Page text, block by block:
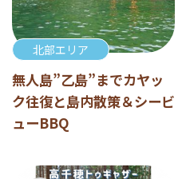
北部エリア
無人島”乙島”までカヤッ
ク往復と島内散策＆シービ
ューBBQ